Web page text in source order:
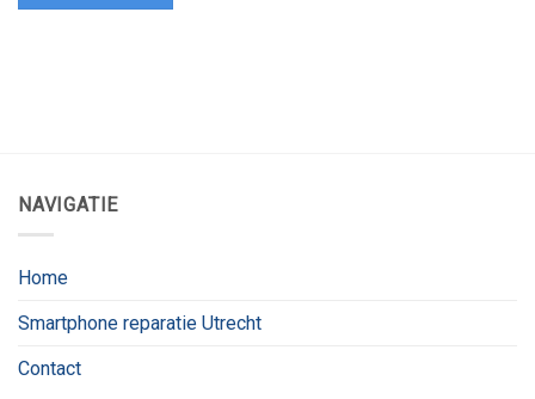
NAVIGATIE
Home
Smartphone reparatie Utrecht
Contact